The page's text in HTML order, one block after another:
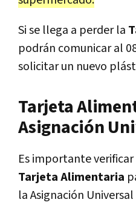
Si se llega a perder la
podrán comunicar al
solicitar un nuevo
Tarjeta
Asignación
Es importante
Tarjeta Alimentaria
la Asignación